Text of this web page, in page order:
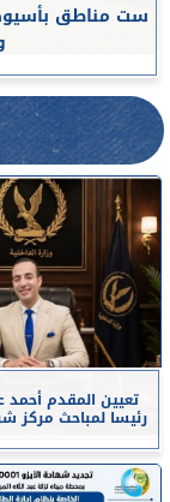
ست مناطق
تعيين المقدم
رئيسا لمباحث مركز